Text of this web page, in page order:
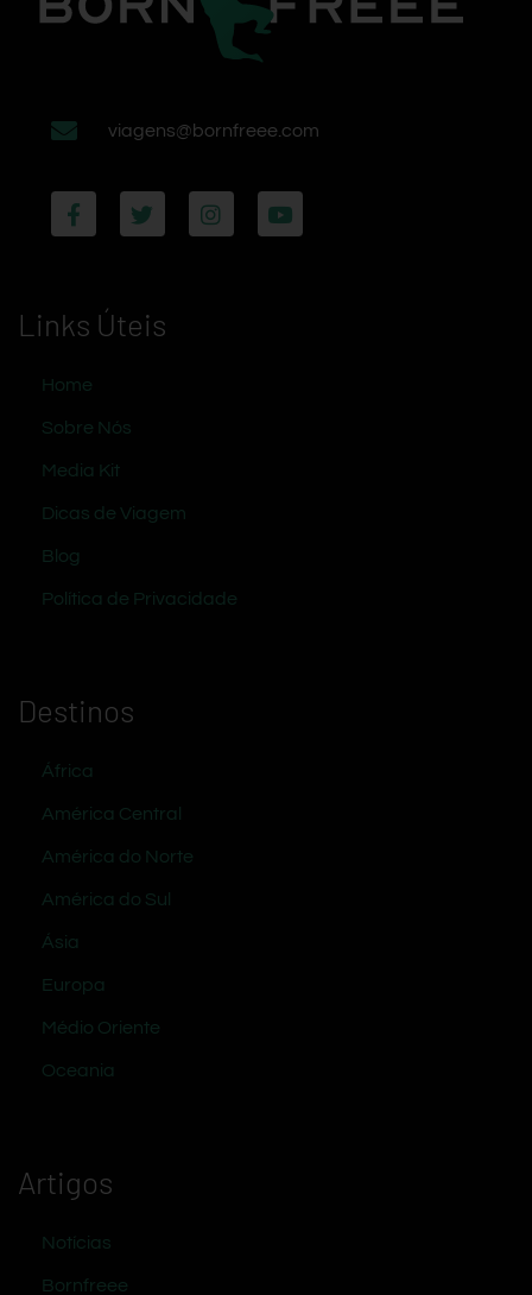
viagens@bornfreee.com
Links Úteis
Home
Sobre Nós
Media Kit
Dicas de Viagem
Blog
Política de Privacidade
Destinos
África
América Central
América do Norte
América do Sul
Ásia
Europa
Médio Oriente
Oceania
Artigos
Notícias
Bornfreee